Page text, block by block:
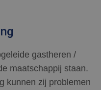
gastheren /
maatschappij staan.
kunnen zij problemen